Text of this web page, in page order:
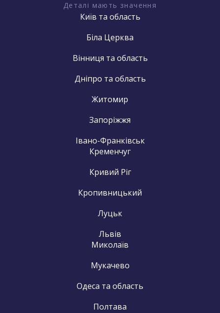
Деталі мають значення
Київ та область
Біла Церква
Вінниця та область
Дніпро та область
Житомир
Запоріжжя
Івано-Франківськ
Кременчуг
Кривий Ріг
Кропивницький
Луцьк
Львів
Миколаїв
Мукачево
Одеса та область
Полтава